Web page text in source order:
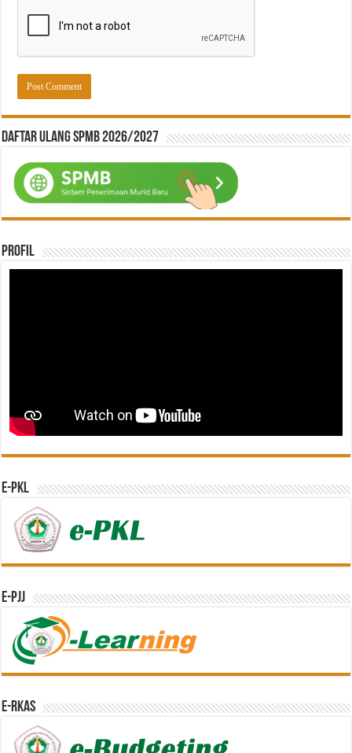
Daftar ulang SPMB 2026/2027
Profil
e-PKL
e-PJJ
e-RKAS